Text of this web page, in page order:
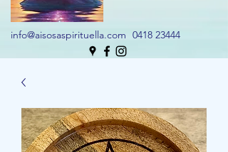
info@aisosaspirituella.com 0418 23444